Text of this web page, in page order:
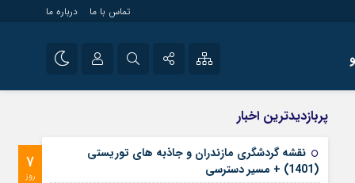
تماس با ما درباره ما
آپارات
رمز عبور
راه اندازی سایت و
سایت های خبری و
پربازدیدترین اخبار
7
روز
نقشه گردشگری مازندران و جاذبه های توریستی
(1401) + مسیر دسترسی